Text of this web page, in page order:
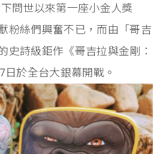
問世以來第一座小金人獎
粉絲們興奮不已，而由「哥吉
史詩級鉅作《哥吉拉與金剛：
於全台大銀幕開戰。